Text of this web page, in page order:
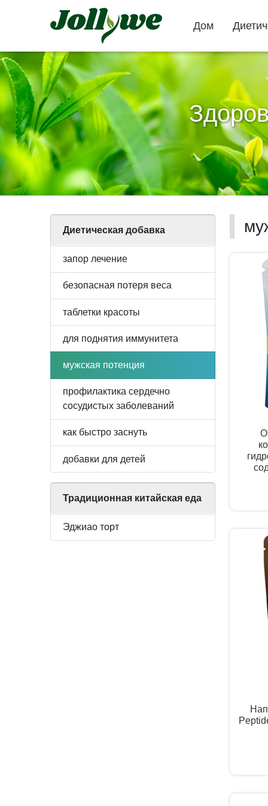
Дом
запор лечение
потеря веса
таблетки
красоты
Таблетки капсулы
Диетическая добавка
запор лечение
безопасная потеря веса
таблетки красоты
для поднятия иммунитета
мужская потенция
профилактика сердечно
сосудистых заболеваний
как быстро заснуть
добавки для детей
Традиционная китайская еда
Эджиао торт